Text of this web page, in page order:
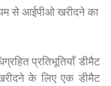
से आईपीओ खरीदने का
प्रतिभूतियाँ डीमैट
के लिए एक डीमैट